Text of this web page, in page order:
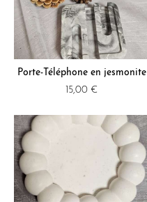
Porte-Téléphone en jesmonite
15,00 €